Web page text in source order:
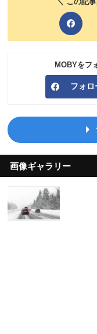
MOBYをフ
フォロ
画像ギャラリー